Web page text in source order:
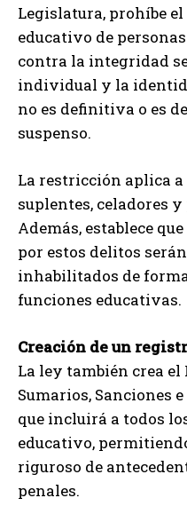
Legislatura, prohíbe
educativo de
contra la integridad
individual y la
no es definitiva o es
suspenso.
La restricción aplica
suplentes, celadores
Además, establece
por estos delitos
inhabilitados de
funciones educativas.
Creación de un
La ley también crea
Sumarios, Sanciones
que incluirá a todos
educativo,
riguroso de
penales.